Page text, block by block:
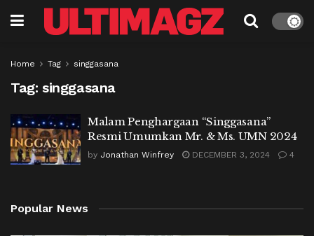
Home Tag singgasana
Tag: singgasana
Malam Penghargaan “Singgasana”
Resmi Umumkan Mr. & Ms. UMN 2024
by Jonathan Winfrey DECEMBER 3, 2024 4
Popular News